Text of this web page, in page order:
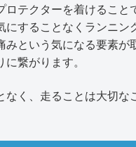
ロテクターを着けること
にすることなくランニン
みという気になる要素が
繋がります。
く、走ることは大切な